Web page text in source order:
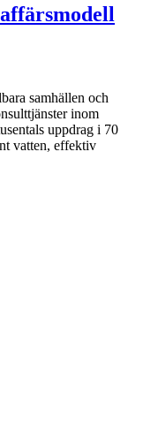
samhällen och
inom
uppdrag i 70
vatten, effektiv